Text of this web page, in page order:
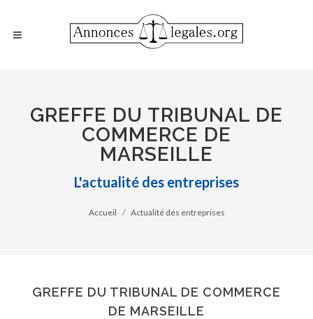
GREFFE DU TRIBUNAL DE
COMMERCE DE
MARSEILLE
L'actualité des entreprises
Accueil Actualité des entreprises
GREFFE DU TRIBUNAL DE COMMERCE
DE MARSEILLE